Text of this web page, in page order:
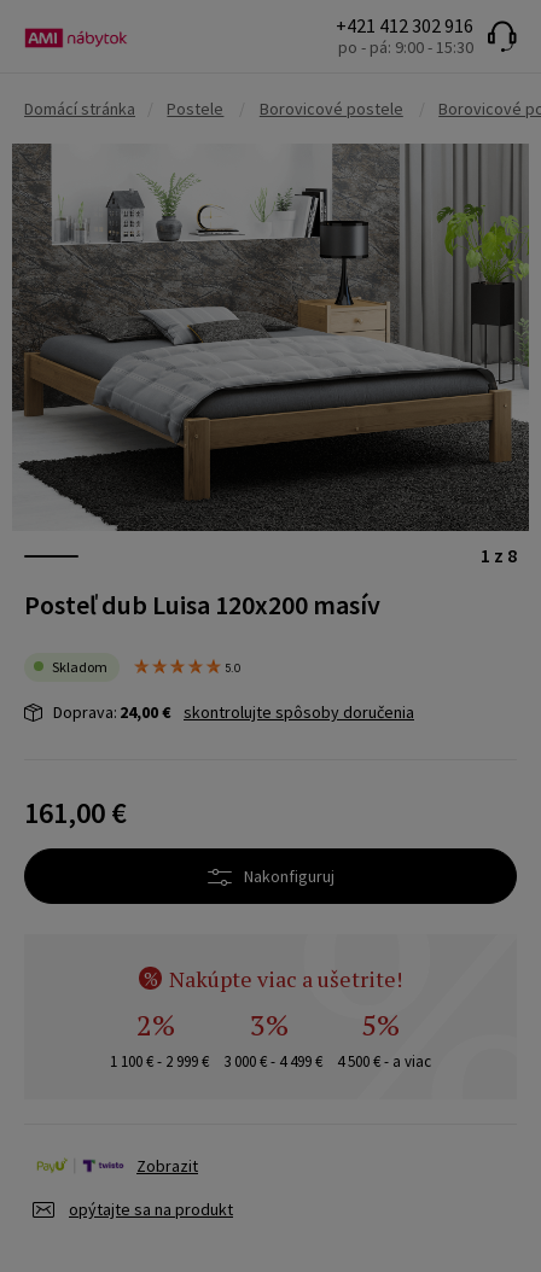
+421 412 302 916
po - pá: 9:00 - 15:30
Domácí stránka Postele Borovicové postele Borovicové
1 z 8
Posteľ dub Luisa 120x200 masív
Skladom 5.0
Doprava: 24,00 € skontrolujte spôsoby doručenia
161,00 €
Nakonfiguruj
% Nakúpte viac a ušetrite!
2%
1 100 € - 2 999 €
3%
3 000 € - 4 499 €
5%
4 500 € - a viac
opýtajte sa na produkt
Zobrazit